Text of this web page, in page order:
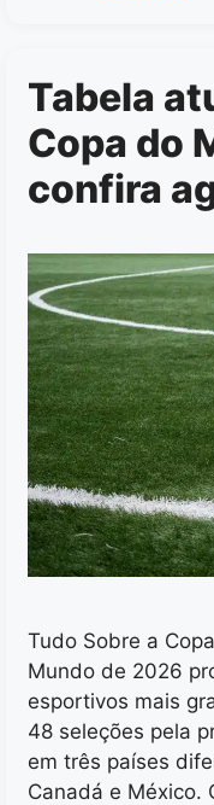
Tabela
Copa do
confira
Tudo Sobre a
Mundo de 2026
esportivos mais
48 seleções pela
em três países
Canadá e México.